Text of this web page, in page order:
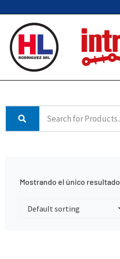
contenido
Mostrando el único resultado